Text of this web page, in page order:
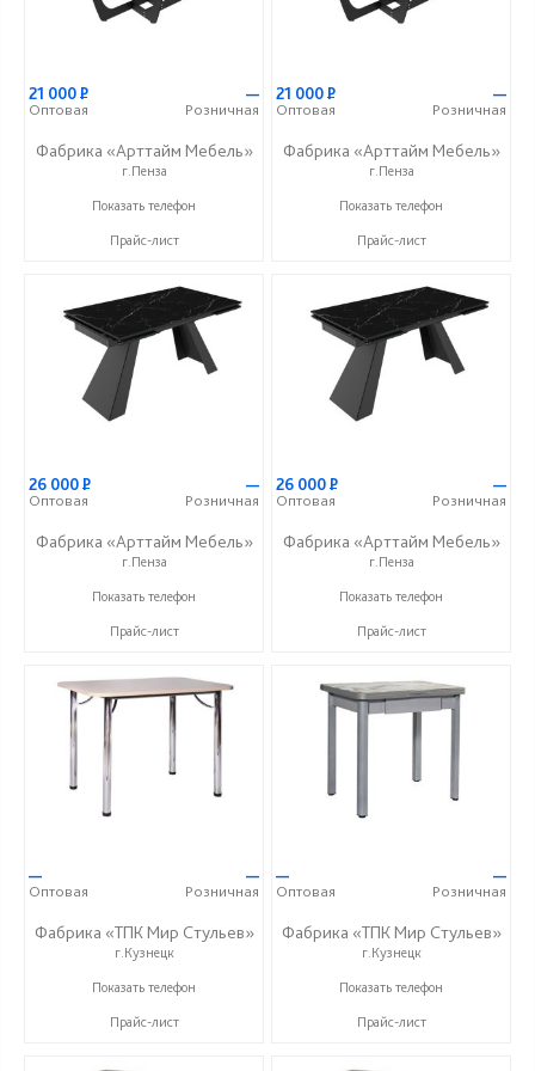
21 000Р
Оптовая
—
Розничная
Фабрика «Арттайм Мебель»
г.Пенза
+7 (800) 201-23-49
Показать телефон
Прайс-лист
21 000Р
Оптовая
—
Розничная
Фабрика «Арттайм Мебель»
г.Пенза
+7 (800) 201-23-49
Показать телефон
Прайс-лист
26 000Р
Оптовая
—
Розничная
Фабрика «Арттайм Мебель»
г.Пенза
+7 (800) 201-23-49
Показать телефон
Прайс-лист
26 000Р
Оптовая
—
Розничная
Фабрика «Арттайм Мебель»
г.Пенза
+7 (800) 201-23-49
Показать телефон
Прайс-лист
—
Оптовая
—
Розничная
Фабрика «ТПК Мир Стульев»
г.Кузнецк
8 (927) 648-00-04
Показать телефон
Прайс-лист
—
Оптовая
—
Розничная
Фабрика «ТПК Мир Стульев»
г.Кузнецк
8 (927) 648-00-04
Показать телефон
Прайс-лист